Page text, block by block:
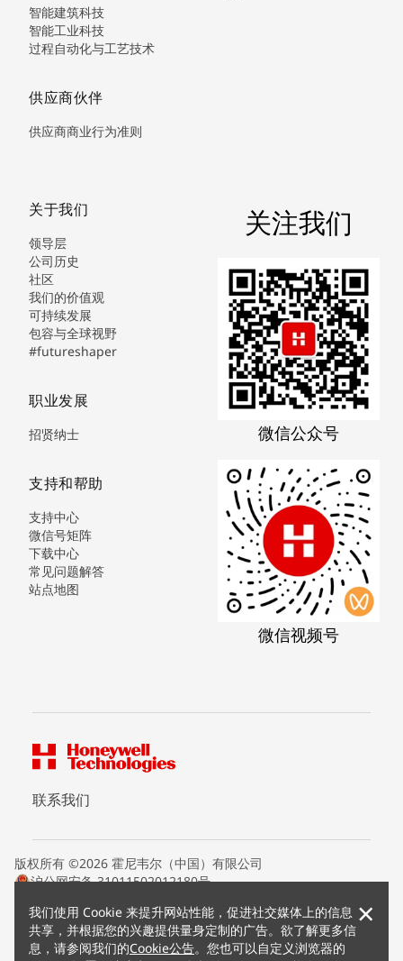
我们使用 Cookie 来提升网站性能，促进社交媒体上的信息
共享，并根据您的兴趣提供量身定制的广告。欲了解更多信
息，请参阅我们的Cookie公告。您也可以自定义浏览器的
×
智能建筑科技
智能工业科技
过程自动化与工艺技术
供应商伙伴
供应商商业行为准则
关于我们
领导层
公司历史
社区
我们的价值观
可持续发展
包容与全球视野
#futureshaper
职业发展
招贤纳士
支持和帮助
支持中心
微信号矩阵
下载中心
常见问题解答
站点地图
关注我们
微信公众号
微信视频号
联系我们
版权所有 ©2026 霍尼韦尔（中国）有限公司
沪公网安备 31011502012180号
条款条约
隐私声明
您的隐私选项